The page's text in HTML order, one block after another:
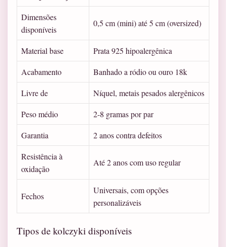
Dimensões
disponíveis
0,5 cm (mini) até 5 cm (oversized)
Material base
Prata 925 hipoalergênica
Acabamento
Banhado a ródio ou ouro 18k
Livre de
Níquel, metais pesados alergênicos
Peso médio
2-8 gramas por par
Garantia
2 anos contra defeitos
Resistência à
oxidação
Até 2 anos com uso regular
Fechos
Universais, com opções
personalizáveis
Tipos de kolczyki disponíveis